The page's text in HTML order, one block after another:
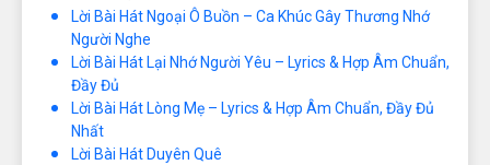
Lời Bài Hát Ngoại Ô Buồn – Ca Khúc Gây Thương Nhớ
Người Nghe
Lời Bài Hát Lại Nhớ Người Yêu – Lyrics & Hợp Âm Chuẩn,
Đầy Đủ
Lời Bài Hát Lòng Mẹ – Lyrics & Hợp Âm Chuẩn, Đầy Đủ
Nhất
Lời Bài Hát Duyên Quê